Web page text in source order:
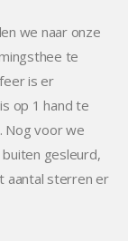
we naar onze
te
is er
op 1 hand te
Nog voor we
gesleurd,
aantal sterren er